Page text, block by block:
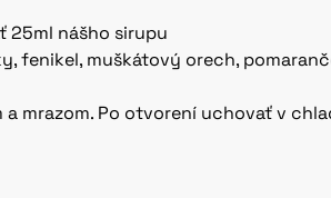
25ml nášho sirupu
fenikel, muškátový orech,
mrazom. Po otvorení uchovať v